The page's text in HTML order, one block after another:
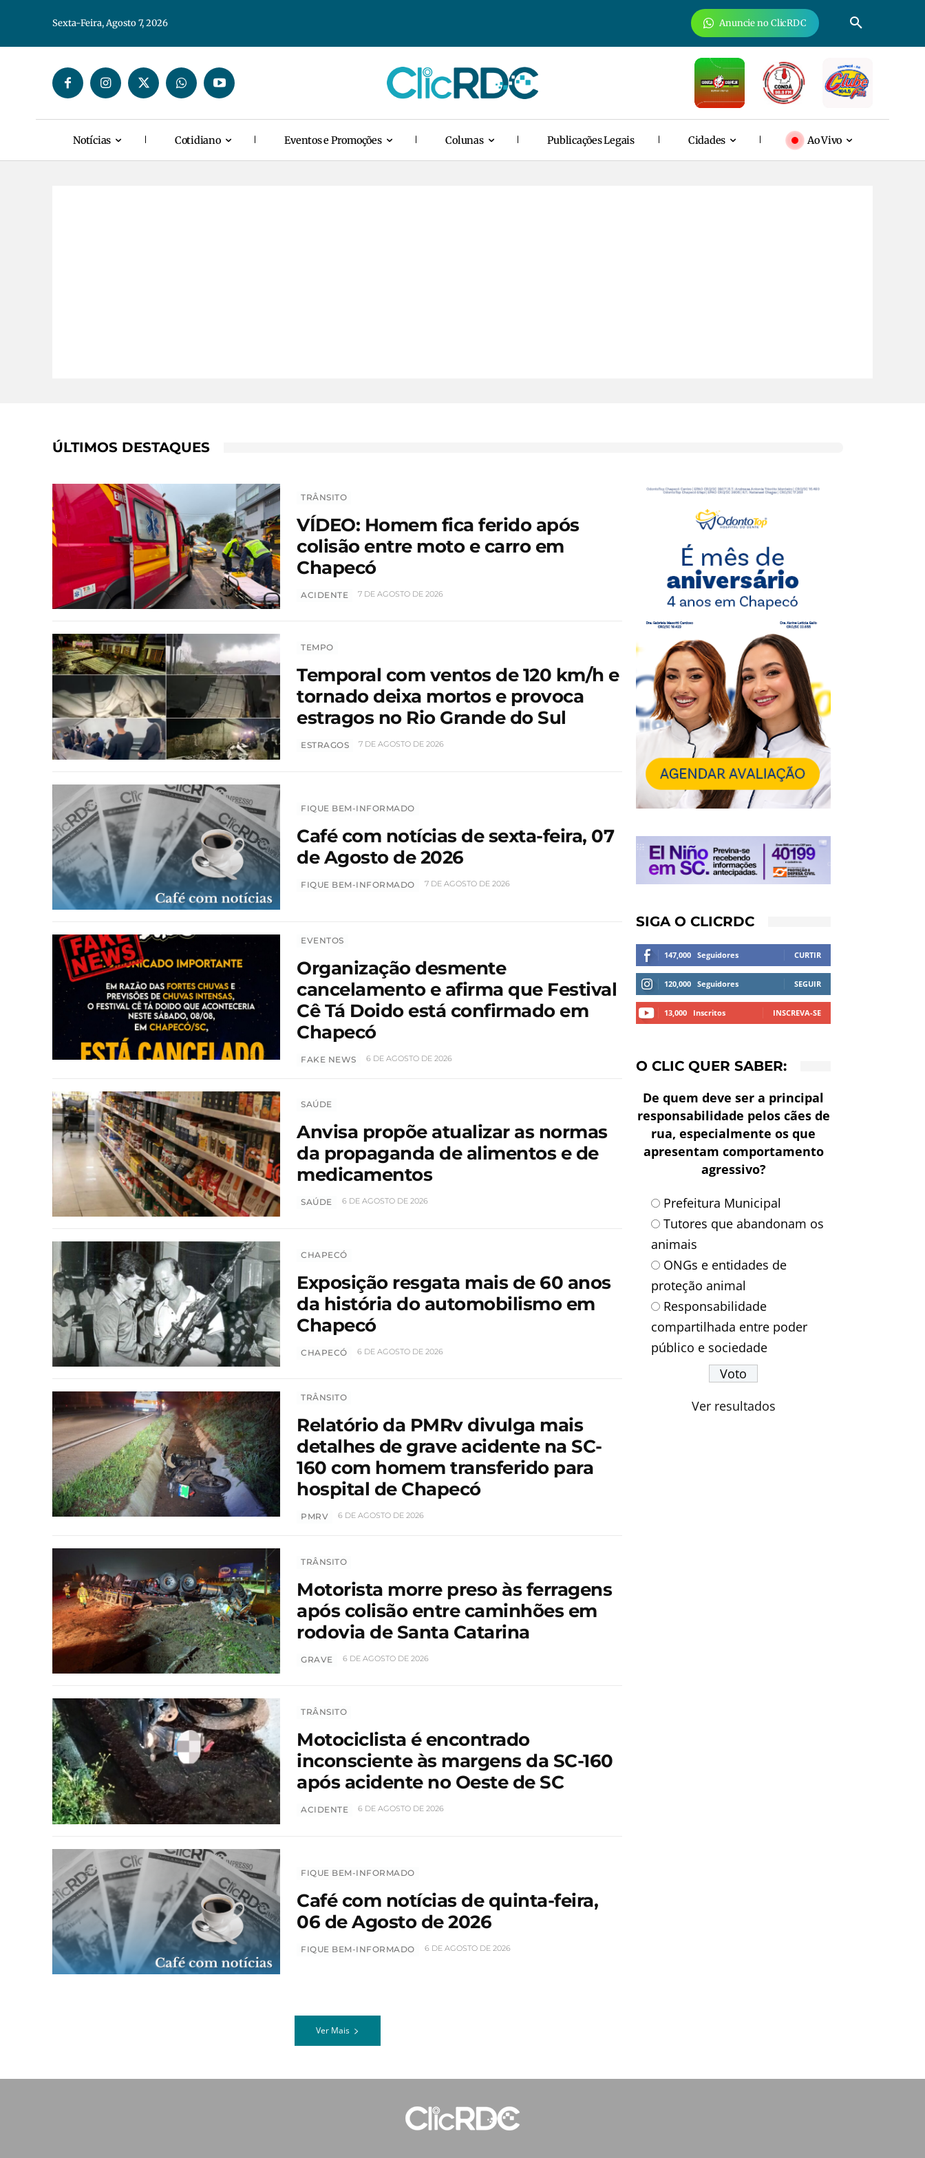
Sexta-Feira, Agosto 7, 2026 Anuncie no ClicRDC
Notícias Cotidiano Eventos e Promoções Colunas Publicações Legais Cidades Ao Vivo
ÚLTIMOS DESTAQUES
TRÂNSITO
VÍDEO: Homem fica ferido após
colisão entre moto e carro em
Chapecó
ACIDENTE 7 DE AGOSTO DE 2026
TEMPO
Temporal com ventos de 120 km/h e
tornado deixa mortos e provoca
estragos no Rio Grande do Sul
ESTRAGOS 7 DE AGOSTO DE 2026
FIQUE BEM-INFORMADO
Café com notícias de sexta-feira, 07
de Agosto de 2026
FIQUE BEM-INFORMADO 7 DE AGOSTO DE 2026
EVENTOS
Organização desmente
cancelamento e afirma que Festival
Cê Tá Doido está confirmado em
Chapecó
FAKE NEWS 6 DE AGOSTO DE 2026
SAÚDE
Anvisa propõe atualizar as normas
da propaganda de alimentos e de
medicamentos
SAÚDE 6 DE AGOSTO DE 2026
CHAPECÓ
Exposição resgata mais de 60 anos
da história do automobilismo em
Chapecó
CHAPECÓ 6 DE AGOSTO DE 2026
TRÂNSITO
Relatório da PMRv divulga mais
detalhes de grave acidente na SC-
160 com homem transferido para
hospital de Chapecó
PMRV 6 DE AGOSTO DE 2026
TRÂNSITO
Motorista morre preso às ferragens
após colisão entre caminhões em
rodovia de Santa Catarina
GRAVE 6 DE AGOSTO DE 2026
TRÂNSITO
Motociclista é encontrado
inconsciente às margens da SC-160
após acidente no Oeste de SC
ACIDENTE 6 DE AGOSTO DE 2026
FIQUE BEM-INFORMADO
Café com notícias de quinta-feira,
06 de Agosto de 2026
FIQUE BEM-INFORMADO 6 DE AGOSTO DE 2026
Ver Mais
SIGA O CLICRDC
147,000 Seguidores CURTIR
120,000 Seguidores SEGUIR
13,000 Inscritos INSCREVA-SE
O CLIC QUER SABER:
De quem deve ser a principal
responsabilidade pelos cães de
rua, especialmente os que
apresentam comportamento
agressivo?
Prefeitura Municipal
Tutores que abandonam os
animais
ONGs e entidades de
proteção animal
Responsabilidade
compartilhada entre poder
público e sociedade
Ver resultados